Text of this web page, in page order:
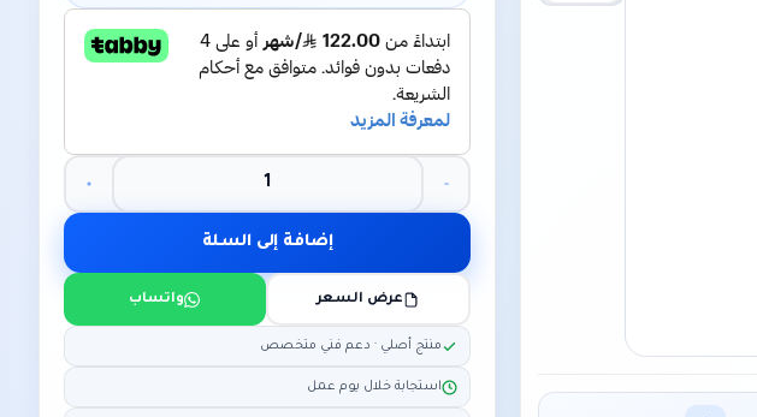
إضافة إلى السلة
عرض السعر واتساب
منتج أصلي · دعم فني متخصص
استجابة خلال يوم عمل